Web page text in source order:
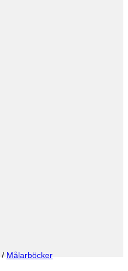
/ Målarböcker